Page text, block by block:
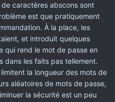
caractères abscons sont
est que pratiquement
À la place, les
et introduit quelques
qui rend le mot de passe en
dans les faits pas tellement.
la longueur des mots de
aléatoires de mots de passe,
la sécurité est un peu